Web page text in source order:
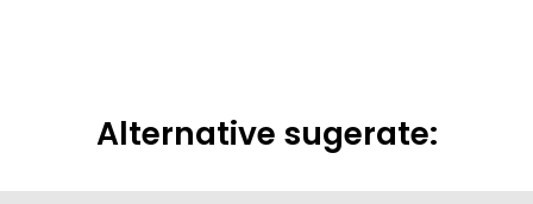
Alternative sugerate: